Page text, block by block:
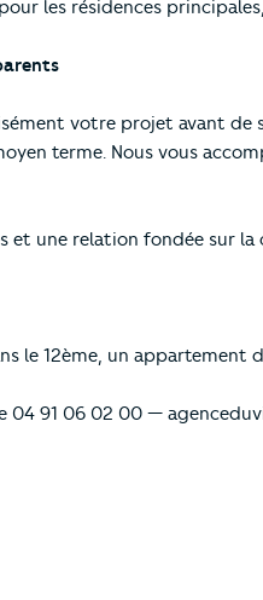
les résidences
votre projet avant
terme. Nous vous
et une relation fondée sur
le 12ème, un
04 91 06 02 00 —